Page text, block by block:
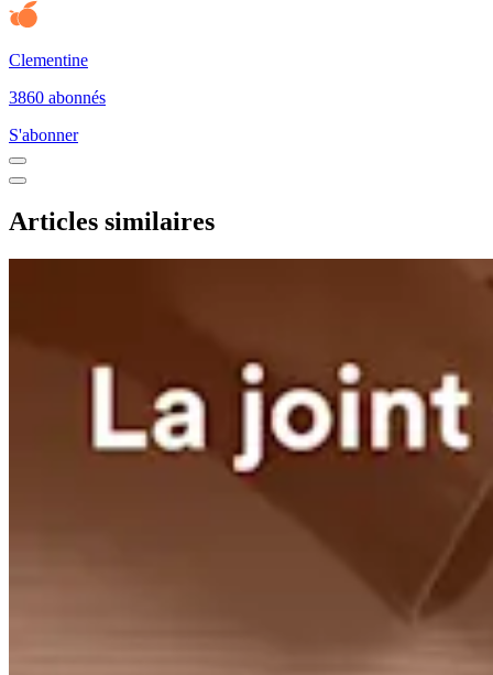
Clementine
3860 abonnés
S'abonner
Articles similaires